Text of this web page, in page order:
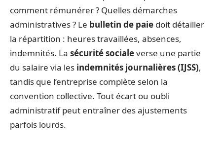
comment rémunérer ? Quelles démarches
administratives ? Le bulletin de paie doit détailler
la répartition : heures travaillées, absences,
indemnités. La sécurité socialeverse une partie
du salaire via les indemnités journalières (IJSS),
tandis que l’entreprise complète selon la
convention collective. Tout écart ou oubli
administratif peut entraîner des ajustements
parfois lourds.